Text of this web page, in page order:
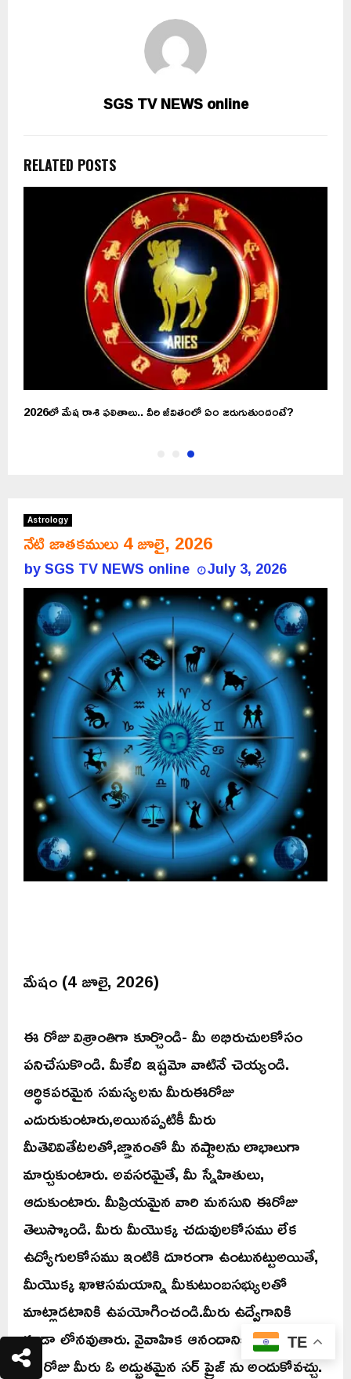
SGS TV NEWS online
RELATED POSTS
2026లో మేష రాశి ఫలితాలు.. వీరి జీవితంలో ఏం జరుగుతుందంటే?
Astrology
నేటి జాతకములు 4 జూలై, 2026
bySGS TV NEWS online July 3, 2026
మేషం (4 జూలై, 2026)
ఈ రోజు విశ్రాంతిగా కూర్చొండి- మీ అభిరుచులకోసం
పనిచేసుకొండి. మీకేది ఇష్టమో వాటినే చెయ్యండి.
ఆర్థికపరమైన సమస్యలను మీరుఈరోజు
ఎదురుకుంటారు,అయినప్పటికీ మీరు
మీతెలివితేటలతో,జ్ఞానంతో మీ నష్టాలను లాభాలుగా
మార్చుకుంటారు. అవసరమైతే, మీ స్నేహితులు,
ఆదుకుంటారు. మీప్రియమైన వారి మనసుని ఈరోజు
తెలుస్కొండి. మీరు మీయొక్క చదువులకోసము లేక
ఉద్యోగులకోసము ఇంటికి దూరంగా ఉంటునట్టుఅయితే,
మీయొక్క ఖాళిసమయాన్ని మీకుటుంబసభ్యులతో
మాట్లాడటానికి ఉపయోగించండి.మీరు ఉద్వేగానికి
కూడా లోనవుతారు. వైవాహిక ఆనందానికి సంబంధించి
ఈ రోజు మీరు ఓ అద్భుతమైన సర్ ప్రైజ్ ను అందుకోవచ్చు.
TE